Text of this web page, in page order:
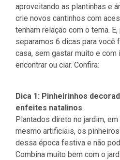
aproveitando as plantinhas e
crie novos cantinhos com
tenham relação com o tema. E,
separamos 6 dicas para você
casa, sem gastar muito e
encontrar ou ciar. Confira:
Dica 1: Pinheirinhos
enfeites natalinos
Plantados direto no jardim,
mesmo artificiais, os
dessa época festiva e não
Combina muito bem com o